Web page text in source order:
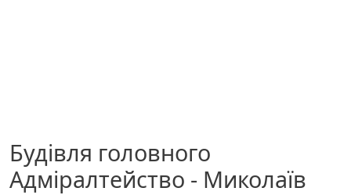
Будівля головного
Адміралтейство - Миколаїв